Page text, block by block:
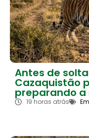
Antes de
Cazaquistão
preparando a
19 horas atrás